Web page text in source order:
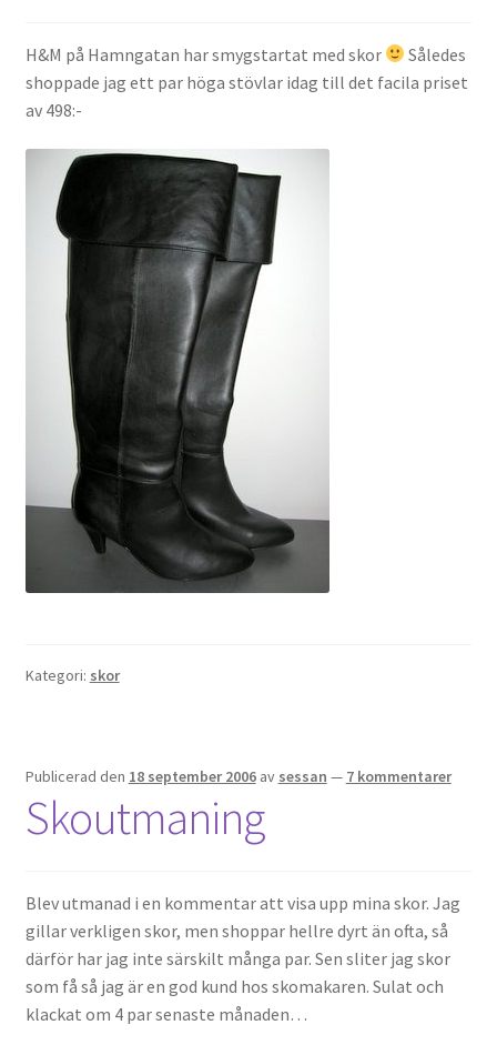
H&M på Hamngatan har smygstartat med skor
Således
shoppade jag ett par höga stövlar idag till det facila priset
av 498:-
Kategori: skor
Publicerad den 18 september 2006 av sessan — 7 kommentarer
Skoutmaning
Blev utmanad i en kommentar att visa upp mina skor. Jag
gillar verkligen skor, men shoppar hellre dyrt än ofta, så
därför har jag inte särskilt många par. Sen sliter jag skor
som få så jag är en god kund hos skomakaren. Sulat och
klackat om 4 par senaste månaden…